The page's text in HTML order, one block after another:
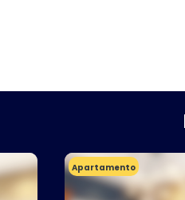
Apartamento